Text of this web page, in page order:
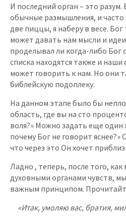
И последний орган – это
обычные размышления, и часто
две пиццы, я наберу в весе.
может давать нам мысли и
проделывал ли когда-либо Бог
списка находятся также и
может говорить к нам. Но они
библейскую подоплеку.
На данном этапе было бы
область, где вы на сто
воля?» Можно задать еще
почему Бог не говорит
что через это Он хочет
Ладно , теперь, после того,
духовными органами чувств,
важным принципом.
«Итак, умоляю вас, братия,